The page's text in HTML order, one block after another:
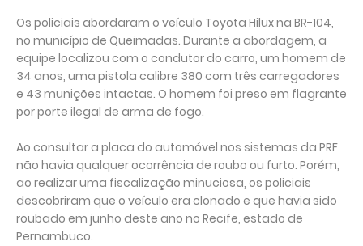
Os policiais abordaram o veículo Toyota Hilux na BR-104,
no município de Queimadas. Durante a abordagem, a
equipe localizou com o condutor do carro, um homem de
34 anos, uma pistola calibre 380 com três carregadores
e 43 munições intactas. O homem foi preso em flagrante
por porte ilegal de arma de fogo.
Ao consultar a placa do automóvel nos sistemas da PRF
não havia qualquer ocorrência de roubo ou furto. Porém,
ao realizar uma fiscalização minuciosa, os policiais
descobriram que o veículo era clonado e que havia sido
roubado em junho deste ano no Recife, estado de
Pernambuco.